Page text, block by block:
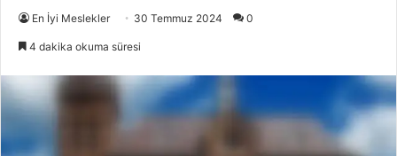
En İyi Meslekler 30 Temmuz 2024 0
4 dakika okuma süresi